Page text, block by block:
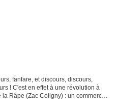
fanfare, et discours, discours,
! C'est en effet à une révolution à
Râpe (Zac Coligny) : un commerce